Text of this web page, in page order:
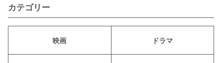
カテゴリー
映画 ドラマ